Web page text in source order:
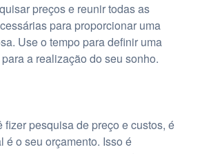
preços e reunir todas as
para proporcionar uma
Use o tempo para definir uma
a realização do seu sonho.
fizer pesquisa de preço e custos, é
é o seu orçamento. Isso é